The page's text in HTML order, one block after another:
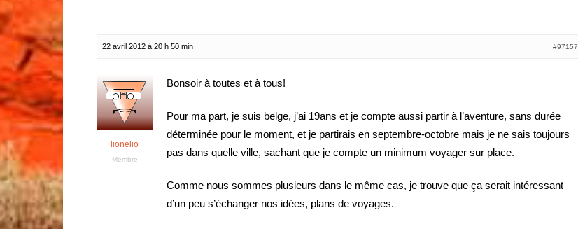
22 avril 2012 à 20 h 50 min #97157
lionelio
Membre
Bonsoir à toutes et à tous!
Pour ma part, je suis belge, j’ai 19ans et je compte aussi partir à l’aventure, sans durée
déterminée pour le moment, et je partirais en septembre-octobre mais je ne sais toujours
pas dans quelle ville, sachant que je compte un minimum voyager sur place.
Comme nous sommes plusieurs dans le même cas, je trouve que ça serait intéressant
d’un peu s’échanger nos idées, plans de voyages.